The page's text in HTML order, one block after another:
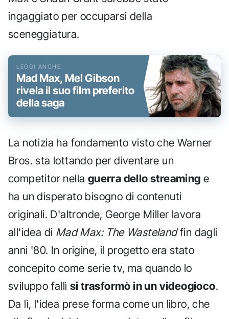
ingaggiato per occuparsi della
sceneggiatura.
Mad Max, Mel Gibson
rivela il suo film preferito
della saga
La notizia ha fondamento visto che Warner
Bros. sta lottando per diventare un
competitor nella guerra dello streaming e
ha un disperato bisogno di contenuti
originali. D'altronde, George Miller lavora
all'idea di Mad Max: The Wastelandfin dagli
anni '80. In origine, il progetto era stato
concepito come serie tv, ma quando lo
sviluppo fallìsi trasformò in un videogioco.
Da lì, l'idea prese forma come un libro, che